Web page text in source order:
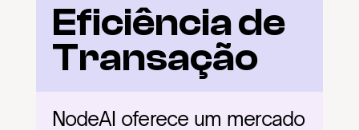
Eficiência de
Transação
NodeAI oferece um mercado